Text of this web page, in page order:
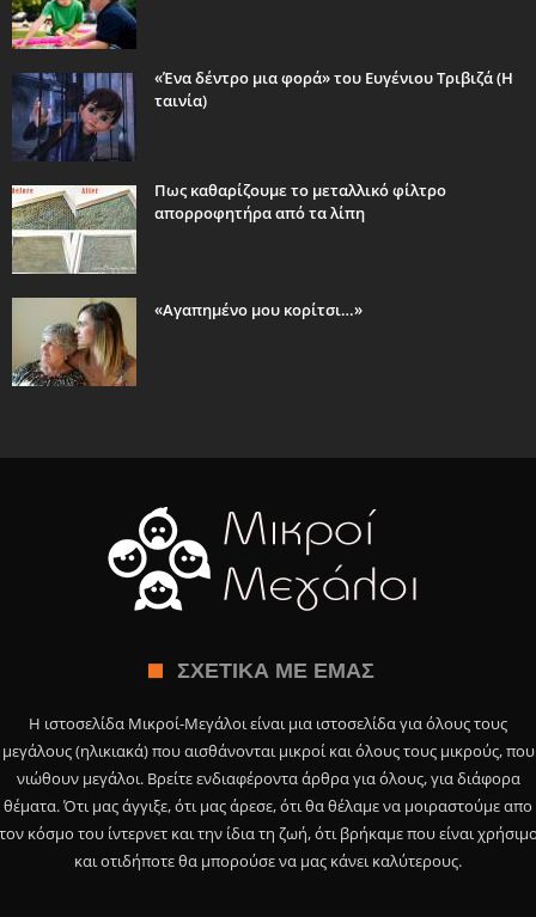
«Ένα δέντρο μια φορά» του Ευγένιου Τριβιζά (Η
ταινία)
Πως καθαρίζουμε το μεταλλικό φίλτρο
απορροφητήρα από τα λίπη
«Αγαπημένο μου κορίτσι…»
ΣΧΕΤΙΚΆ ΜΕ ΕΜΆΣ
Η ιστοσελίδα Μικροί-Μεγάλοι είναι μια ιστοσελίδα για όλους τους
μεγάλους (ηλικιακά) που αισθάνονται μικροί και όλους τους μικρούς, που
νιώθουν μεγάλοι. Βρείτε ενδιαφέροντα άρθρα για όλους, για διάφορα
θέματα. Ότι μας άγγιξε, ότι μας άρεσε, ότι θα θέλαμε να μοιραστούμε απο
κόσμο του ίντερνετ και την ίδια τη ζωή, ότι βρήκαμε που είναι
και οτιδήποτε θα μπορούσε να μας κάνει καλύτερους.